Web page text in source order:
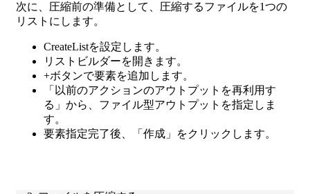
次に、圧縮前の準備として、圧縮するファイルを1つの
リストにします。
CreateListを設定します。
リストビルダーを開きます。
+ボタンで要素を追加します。
「以前のアクションのアウトプットを再利用す
る」から、ファイル型アウトプットを指定しま
す。
要素指定完了後、「作成」をクリックします。